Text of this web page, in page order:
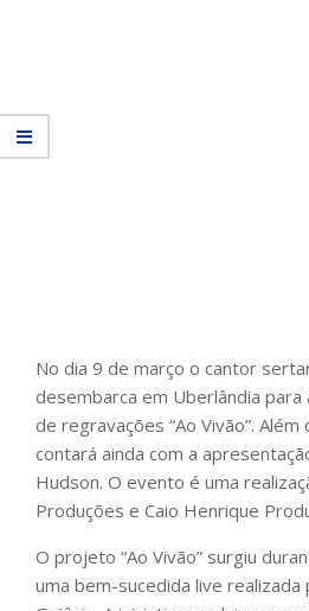
No dia 9 de março o cantor
desembarca em Uberlândia
de regravações “Ao Vivão”.
contará ainda com a
Hudson. O evento é uma
Produções e Caio Henrique
O projeto “Ao Vivão” surgiu
uma bem-sucedida live